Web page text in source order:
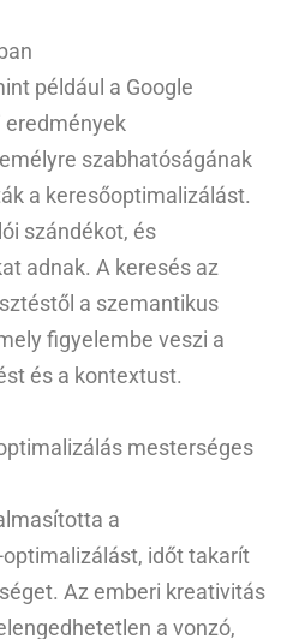
például a Google
eredmények
szabhatóságának
a keresőoptimalizálást.
szándékot, és
adnak. A keresés az
a szemantikus
figyelembe veszi a
és a kontextust.
mesterséges
a
időt takarít
Az emberi kreativitás
a vonzó,